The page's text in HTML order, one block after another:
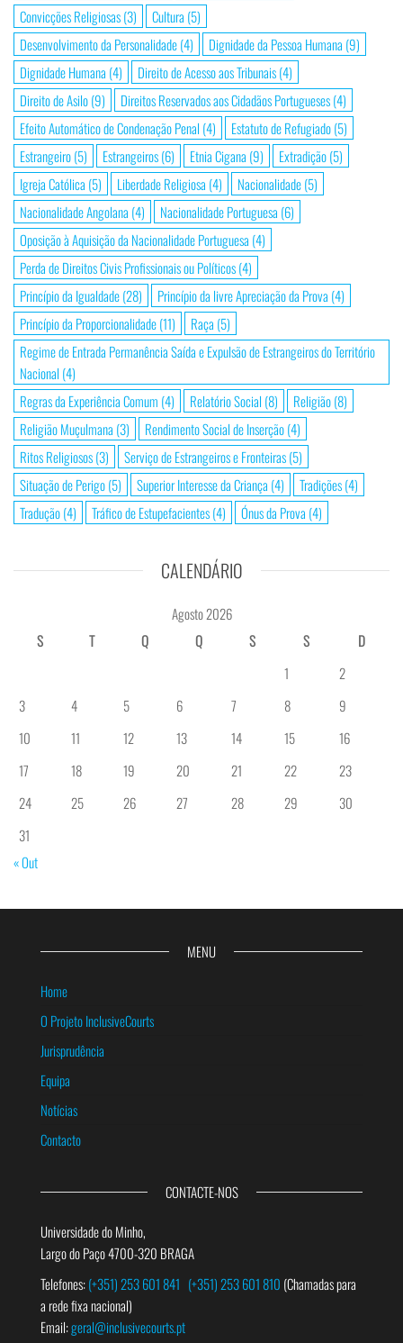
Convicções Religiosas(3) Cultura (5)
Desenvolvimento da Personalidade(4) Dignidade da Pessoa Humana (9)
Dignidade Humana (4) Direito de Acesso aos Tribunais(4)
Direito de Asilo(9) Direitos Reservados aos Cidadãos Portugueses(4)
Efeito Automático de Condenação Penal (4) Estatuto de Refugiado(5)
Estrangeiro(5) Estrangeiros(6) Etnia Cigana (9) Extradição(5)
Igreja Católica (5) Liberdade Religiosa (4) Nacionalidade(5)
Nacionalidade Angolana (4) Nacionalidade Portuguesa (6)
Oposição à Aquisição da Nacionalidade Portuguesa (4)
Perda de Direitos Civis Profissionais ou Políticos(4)
Princípio da Igualdade(28) Princípio da livre Apreciação da Prova (4)
Princípio da Proporcionalidade(11) Raça (5)
Regime de Entrada Permanência Saída e Expulsão de Estrangeiros do Território
Nacional (4)
Regras da Experiência Comum (4) Relatório Social (8) Religião(8)
Religião Muçulmana (3) Rendimento Social de Inserção(4)
Ritos Religiosos(3) Serviço de Estrangeiros e Fronteiras(5)
Situação de Perigo(5) Superior Interesse da Criança (4) Tradições(4)
Tradução(4) Tráfico de Estupefacientes(4) Ónus da Prova (4)
CALENDÁRIO
Agosto 2026
S
T Q Q S S
D
1
2
3
4 5 6 7 8
9
10
11 12 13 14 15
16
17
18 19 20 21 22
23
24
25 26 27 28 29
30
31
« Out
MENU
Home
O Projeto InclusiveCourts
Jurisprudência
Equipa
Notícias
Contacto
CONTACTE-NOS
Universidade do Minho,
Largo do Paço 4700-320 BRAGA
Telefones:(+351) 253 601 841 (+351) 253 601 810 (Chamadas para
a rede fixa nacional)
Email:geral@inclusivecourts.pt